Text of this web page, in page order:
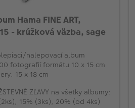
Hama FINE ART,
- krúžková väzba, sage
nalepovací album
fotografií formátu 10 x 15 cm
15 x 18 cm
ZĽAVY na všetky albumy:
15% (3ks), 20% (od 4ks)